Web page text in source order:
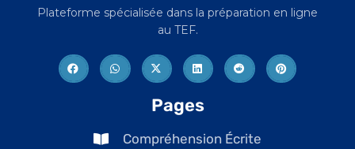
Plateforme spécialisée dans la préparation en ligne
au TEF.
Pages
Compréhension Écrite